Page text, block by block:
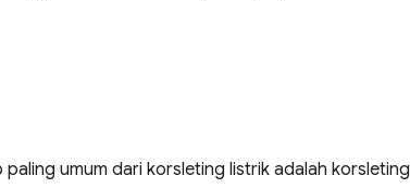
umum dari korsleting listrik adalah korsleting